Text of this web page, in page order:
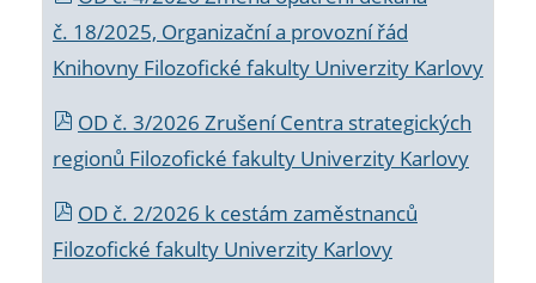
č. 18/2025, Organizační a provozní řád
Knihovny Filozofické fakulty Univerzity Karlovy
OD č. 3/2026 Zrušení Centra strategických
regionů Filozofické fakulty Univerzity Karlovy
OD č. 2/2026 k cestám zaměstnanců
Filozofické fakulty Univerzity Karlovy